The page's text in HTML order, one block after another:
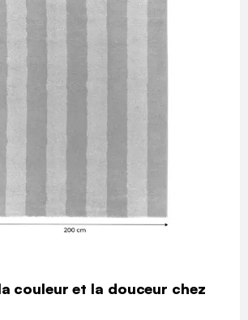
couleur et la douceur chez